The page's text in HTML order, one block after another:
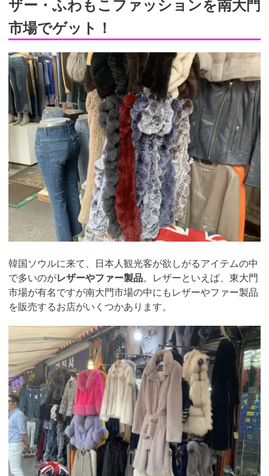
ザー・ふわもこファッションを南大門
市場でゲット！
韓国ソウルに来て、日本人観光客が欲しがるアイテムの中
で多いのがレザーやファー製品。レザーといえば、東大門
市場が有名ですが南大門市場の中にもレザーやファー製品
を販売するお店がいくつかあります。